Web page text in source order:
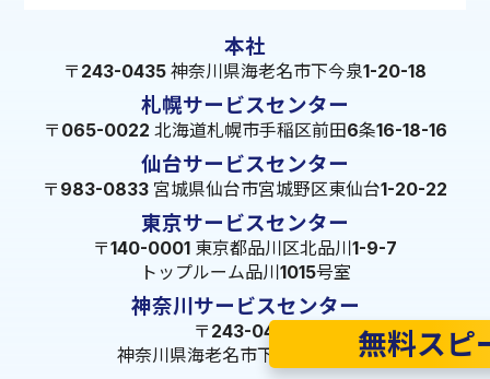
本社
〒243-0435 神奈川県海老名市下今泉1-20-18
札幌サービスセンター
〒065-0022 北海道札幌市手稲区前田6条16-18-16
仙台サービスセンター
〒983-0833 宮城県仙台市宮城野区東仙台1-20-22
東京サービスセンター
〒140-0001 東京都品川区北品川1-9-7
トップルーム品川1015号室
神奈川サービスセンター
〒243-0435
神奈川県海老名市下今泉1-20-18無料スピ